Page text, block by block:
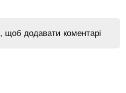
, щоб додавати коментарі